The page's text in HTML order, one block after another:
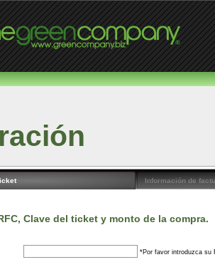
Información de
Clave del ticket y monto de la compra.
*Por favor introduzca su